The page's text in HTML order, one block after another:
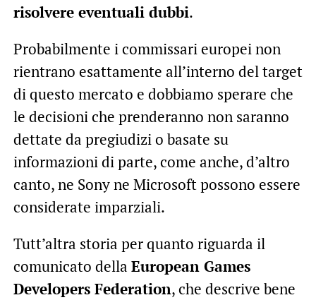
risolvere eventuali dubbi.
Probabilmente i commissari europei non
rientrano esattamente all’interno del target
di questo mercato e dobbiamo sperare che
le decisioni che prenderanno non saranno
dettate da pregiudizi o basate su
informazioni di parte, come anche, d’altro
canto, ne Sony ne Microsoft possono essere
considerate imparziali.
Tutt’altra storia per quanto riguarda il
comunicato della European Games
Developers Federation, che descrive bene